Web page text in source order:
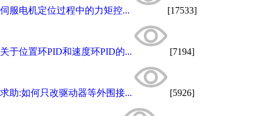
伺服电机定位过程中的力矩控... [17533]
关于位置环PID和速度环PID的... [7194]
求助:如何只改驱动器等外围接... [5926]